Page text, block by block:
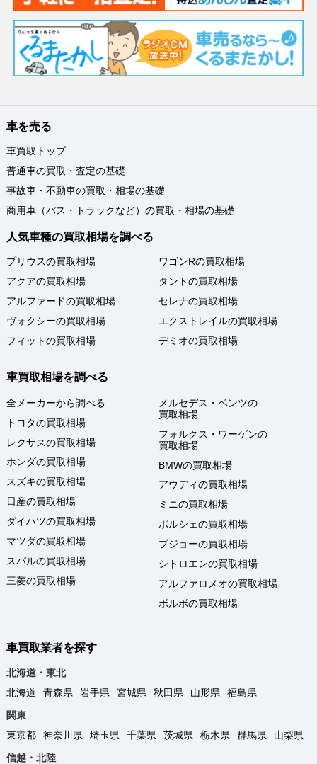
車を売る
車買取トップ
普通車の買取・査定の基礎
事故車・不動車の買取・相場の基礎
商用車（バス・トラックなど）の買取・相場の基礎
人気車種の買取相場を調べる
プリウスの買取相場
アクアの買取相場
アルファードの買取相場
ヴォクシーの買取相場
フィットの買取相場
ワゴンRの買取相場
タントの買取相場
セレナの買取相場
エクストレイルの買取相場
デミオの買取相場
車買取相場を調べる
全メーカーから調べる
トヨタの買取相場
レクサスの買取相場
ホンダの買取相場
スズキの買取相場
日産の買取相場
ダイハツの買取相場
マツダの買取相場
スバルの買取相場
三菱の買取相場
メルセデス・ベンツの
買取相場
フォルクス・ワーゲンの
買取相場
BMWの買取相場
アウディの買取相場
ミニの買取相場
ポルシェの買取相場
プジョーの買取相場
シトロエンの買取相場
アルファロメオの買取相場
ボルボの買取相場
車買取業者を探す
北海道・東北
北海道
青森県 岩手県 宮城県 秋田県 山形県
福島県
関東
東京都
神奈川県 埼玉県 千葉県 茨城県 栃木県 群馬県
山梨県
信越・北陸